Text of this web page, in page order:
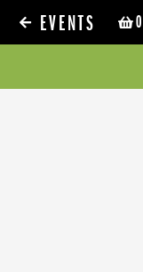
0
EVENTS